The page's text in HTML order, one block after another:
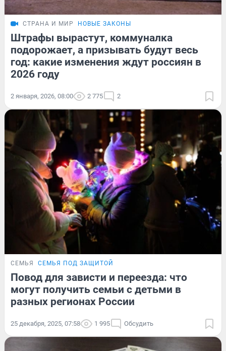
СТРАНА И МИР НОВЫЕ ЗАКОНЫ
Штрафы вырастут, коммуналка
подорожает, а призывать будут весь
год: какие изменения ждут россиян в
2026 году
2 января, 2026, 08:00 2 775 2
СЕМЬЯ СЕМЬЯ ПОД ЗАЩИТОЙ
Повод для зависти и переезда: что
могут получить семьи с детьми в
разных регионах России
25 декабря, 2025, 07:58 1 995 Обсудить